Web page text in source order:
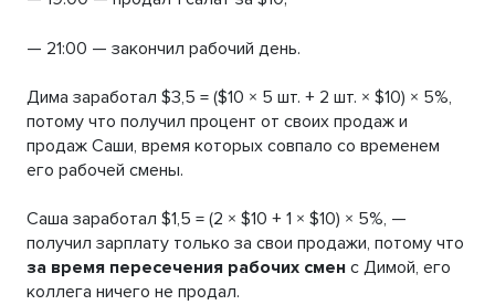
— 21:00 — закончил рабочий день.
Дима заработал $3,5 = ($10 × 5 шт. + 2 шт. × $10) × 5%,
потому что получил процент от своих продаж и
продаж Саши, время которых совпало со временем
его рабочей смены.
Саша заработал $1,5 = (2 × $10 + 1 × $10) × 5%, —
получил зарплату только за свои продажи, потому что
за время пересечения рабочих смен с Димой, его
коллега ничего не продал.